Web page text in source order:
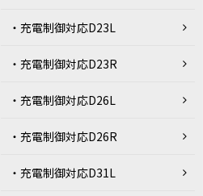
・充電制御対応D23L
・充電制御対応D23R
・充電制御対応D26L
・充電制御対応D26R
・充電制御対応D31L